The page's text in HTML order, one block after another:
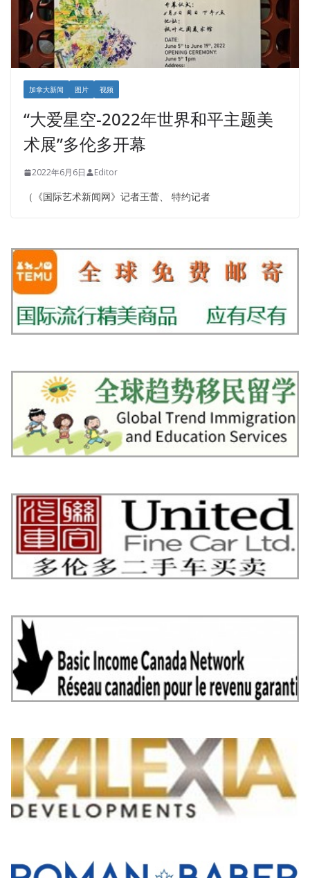
加拿大新闻 图片 视频
“大爱星空-2022年世界和平主题美
术展”多伦多开幕
2022年6月6日 Editor
（《国际艺术新闻网》记者王蕾、 特约记者